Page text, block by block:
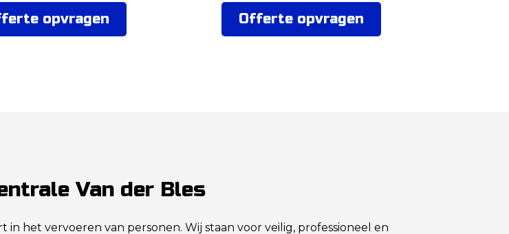
opvragen Offerte opvragen
Van der Bles
in het vervoeren van personen. Wij staan voor veilig, professioneel en